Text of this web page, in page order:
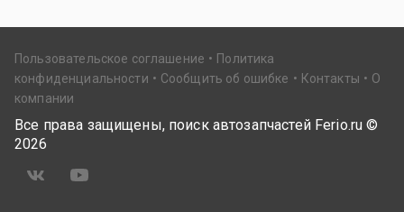
Пользовательское соглашение
Политика
конфиденциальности
Сообщить об ошибке Контакты
О
компании
Все права защищены, поиск автозапчастей Ferio.ru ©
2026